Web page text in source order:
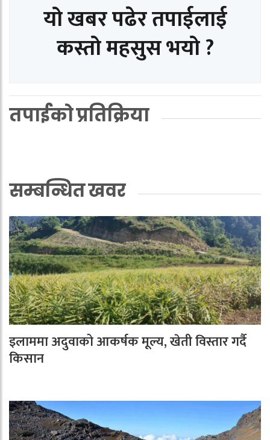
यो खबर पढेर तपाईलाई
कस्तो महसुस भयो ?
तपाईको प्रतिक्रिया
सम्बन्धित खवर
इलाममा अदुवाको आकर्षक मूल्य, खेती विस्तार गर्दै
किसान